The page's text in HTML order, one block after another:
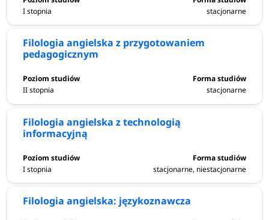
I stopnia stacjonarne
Filologia angielska z przygotowaniem
pedagogicznym
II stopnia stacjonarne
Filologia angielska z technologią
informacyjną
I stopnia stacjonarne, niestacjonarne
Filologia angielska: językoznawcza